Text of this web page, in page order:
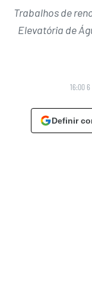
Trabalhos de
Elevatória de
16:00
Definir